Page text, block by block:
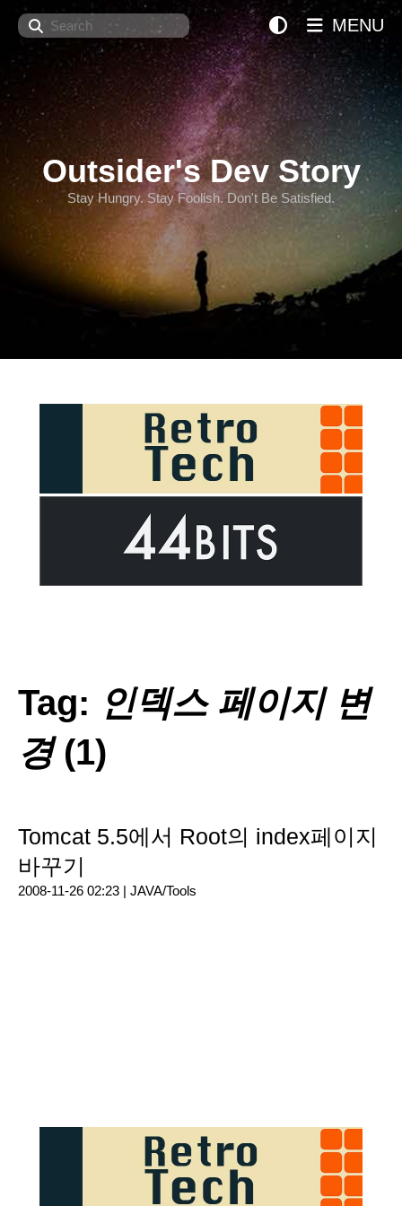
Search
Outsider's Dev Story
Stay Hungry. Stay Foolish. Don't Be Satisfied.
MENU
Tag: 인덱스 페이지 변
경(1)
Tomcat 5.5에서 Root의 index페이지
바꾸기
2008-11-26 02:23 | JAVA/Tools